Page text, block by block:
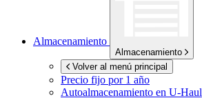
Almacenamiento
Almacenamiento
Volver al menú principal
Precio fijo por 1 año
Autoalmacenamiento en U-Haul